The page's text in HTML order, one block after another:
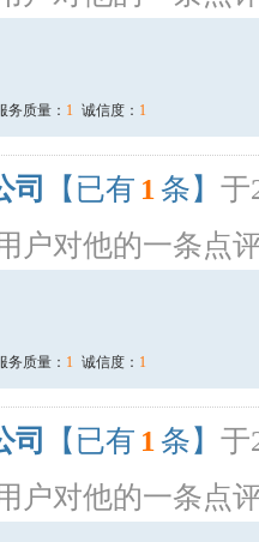
务质量： 1 诚信度： 1
司 【已有 1 条】 于
户对他的一条点
务质量： 1 诚信度： 1
司 【已有 1 条】 于
户对他的一条点